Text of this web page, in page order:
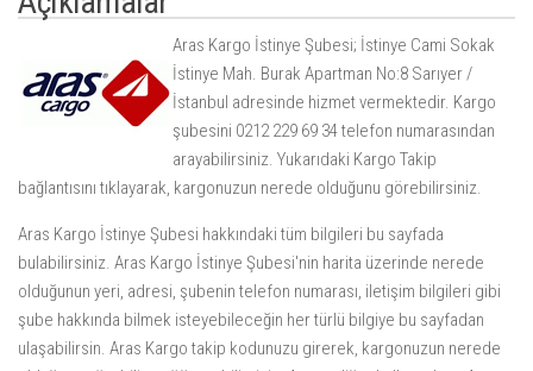
Aras Kargo İstinye Şubesi; İstinye Cami Sokak
İstinye Mah. Burak Apartman No:8 Sarıyer /
İstanbul adresinde hizmet vermektedir. Kargo
şubesini 0212 229 69 34 telefon numarasından
arayabilirsiniz. Yukarıdaki Kargo Takip
bağlantısını tıklayarak, kargonuzun nerede olduğunu görebilirsiniz.
Aras Kargo İstinye Şubesi hakkındaki tüm bilgileri bu sayfada
bulabilirsiniz. Aras Kargo İstinye Şubesi'nin harita üzerinde nerede
olduğunun yeri, adresi, şubenin telefon numarası, iletişim bilgileri gibi
şube hakkında bilmek isteyebileceğin her türlü bilgiye bu sayfadan
ulaşabilirsin. Aras Kargo takip kodunuzu girerek, kargonuzun nerede